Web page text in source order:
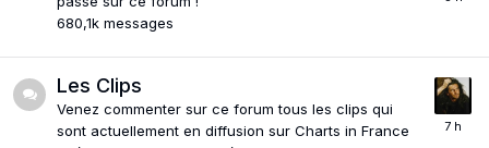
680,1k messages
Les Clips
Venez commenter sur ce forum tous les clips qui
sont actuellement en diffusion sur Charts in France